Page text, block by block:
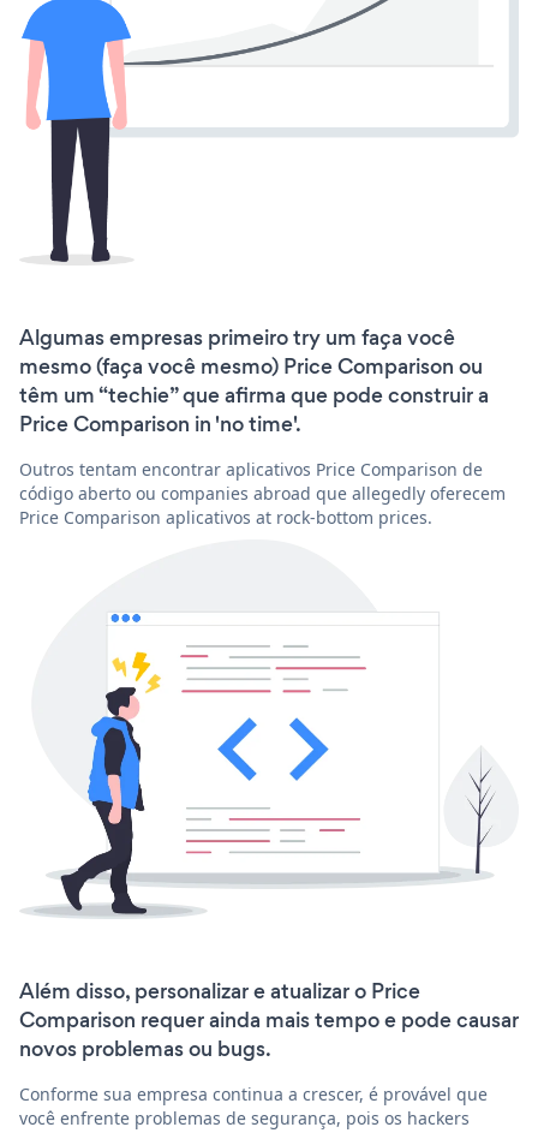
Algumas empresas primeiro try um faça você
mesmo (faça você mesmo) Price Comparison ou
têm um “techie” que afirma que pode construir a
Price Comparison in 'no time'.
Outros tentam encontrar aplicativos Price Comparison de
código aberto ou companies abroad que allegedly oferecem
Price Comparison aplicativos at rock-bottom prices.
Além disso, personalizar e atualizar o Price
Comparison requer ainda mais tempo e pode causar
novos problemas ou bugs.
Conforme sua empresa continua a crescer, é provável que
você enfrente problemas de segurança, pois os hackers